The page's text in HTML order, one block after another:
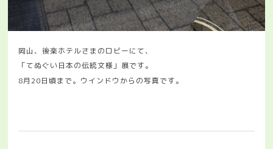
岡山、後楽ホテルさまのロビーにて、
「てぬぐい日本の伝統文様」展です。
8月20日頃まで。ウインドウからの写真です。